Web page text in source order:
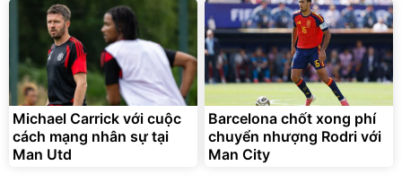
Michael Carrick với cuộc
cách mạng nhân sự tại
Man Utd
Barcelona chốt xong phí
chuyển nhượng Rodri với
Man City